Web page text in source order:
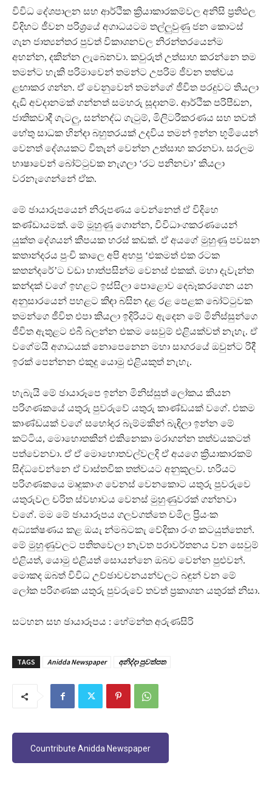
විවිධ දේශපාලන සහ ආර්ථික ක්‍රියාකාරකම්වල අනිසි ප්‍රතිඵල
විදිහට ජීවන පරිශ්‍රයේ අගාධයටම තල්ලුවුණු ජන කොටස්
ගැන ජාත්‍යන්තර පුවත් විකාශනවල නිරන්තරයෙන්ම
අහන්න, දකින්න ලැබෙනවා. කවුරුත් උත්සාහ කරන්නෙ තම
තමන්ට හැකි පරිමාවෙන් තමන්ට උපරිම ජීවන තත්වය
ළඟාකර ගන්න. ඒ වෙනුවෙන් තමන්ගේ ජීවිත පරදුවට තියලා
දැඩි අවදානමක් ගන්නත් සමහරු සූදානම්. ආර්ථික පරිපීඩන,
ජාතිකවාදී ගැටලු, සන්නද්ධ ගැටුම්, මිලිටරීකරණය සහ තවත්
හේතු සාධක හින්දා බහුතරයක් උදවිය තමන් ඉන්න භූමියෙන්
වෙනත් දේශයකට විතැන් වෙන්න උත්සාහ කරනවා. සරලම
භාෂාවෙන් බෝට්ටුවක නැගලා ‘රට පනිනවා’ කියලා
වරනැගෙන්නේ ඒක.
මේ ඡායාරූපයෙන් නිරූපණය වෙන්නෙත් ඒ විදිහෙ
කණ්ඩායමක්. මේ මූහුණු ගොන්න, විවිධාංගකරණයෙන්
යුක්ත දේශයන් කීපයක හරස් කඩක්. ඒ අයගේ මුහුණු පවසන
කතාන්දරය පුංචි කාලෙ අපි අහපු ‘එකමත් එක රටක
කතන්දරේ’ට වඩා හාත්පසින්ම වෙනස් එකක්. මහා දැවැන්ත
කන්දක් වගේ ඉහළට ඉස්සිලා පොළොව දෙබෑකරගෙන යන
අනුසාරයෙන් පහළට කිඳා බසින දළ රළ පෙළක බෝට්ටුවක
තමන්ගෙ ජීවිත එපා කියලා ඉදිරියට ඇදෙන මේ මිනිස්සුන්ගෙ
ජීවිත ඇතුළට එබී බලන්න එකම සෙවුම් එළියක්වත් නැහැ. ඒ
වගේමයි අගාධයක් නොපෙනෙන මහා සාගරයේ ඔවුන්ට රිදී
ඉරක් පෙන්නන එකුදු යොමු එළියකුත් නැහැ.
හැබැයි මේ ඡායාරූපෙ ඉන්න මිනිස්සුත් ලෝකය කියන
පරිගණකයේ යතුරු පුවරුවේ යතුරු කාණ්ඩයක් වගේ. එකම
කාණ්ඩයක් වගේ සහෝදර බැම්මකින් බැඳිලා ඉන්න මේ
කට්ටිය, මොහොතකින් එකිනෙකා මරාගන්න තත්වයකටත්
පත්වෙනවා. ඒ ඒ මොහොතවල්වලදි ඒ අයගෙ ක්‍රියාකාරකම්
සිද්ධවෙන්නෙ ඒ වාස්තවික තත්වයට අනුකූලව. හරියට
පරිගණකයෙ මෘදුකාංග වෙනස් වෙනකොට යතුරු පුවරුවෙ
යතුරුවල චරිත ස්වභාවය වෙනස් මුහුණුවරක් ගන්නවා
වගේ. මම මේ ඡායාරූපය ගලවගත්තෙ චමිල ප්‍රියංක
අධ්‍යක්ෂණය කළ ඔයැ න්‍මබටකැ වේදිකා රංග කටයුත්තෙන්.
මේ මුහුණුවලට පතිතවෙලා නැවත පරාවර්තනය වන සෙවුම්
එළියත්, යොමු එළියත් සොයන්නෙ ඔබව වෙන්න පුළුවන්.
මොකද ඔබත් විවිධ උච්ඡාවචනයන්වලට බඳුන් වන මේ
ලෝක පරිගණක යතුරු පුවරුවේ තවත් ප්‍රකාශන යතුරක් නිසා.
සටහන සහ ඡායාරූපය : හේමන්ත අරුණසිරි
TAGS Anidda Newspaper අනිද්දා පුවත්පත
Countribute Anidda Newspaper